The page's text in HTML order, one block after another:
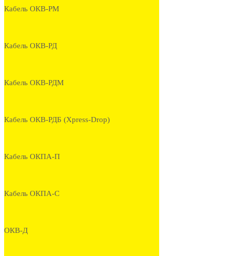
Кабель ОКВ-РМ
Кабель ОКВ-РД
Кабель ОКВ-РДМ
Кабель ОКВ-РДБ (Xpress-Drop)
Кабель ОКПА-П
Кабель ОКПА-С
ОКВ-Д